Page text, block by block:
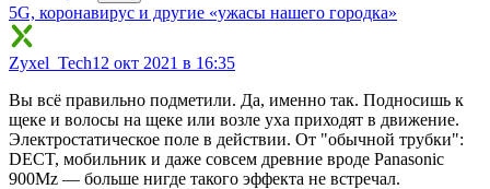
5G, коронавирус и другие «ужасы нашего городка»
Zyxel_Tech12 окт 2021 в 16:35
Вы всё правильно подметили. Да, именно так. Подносишь к
щеке и волосы на щеке или возле уха приходят в движение.
Электростатическое поле в действии. От "обычной трубки":
DECT, мобильник и даже совсем древние вроде Panasonic
900Mz — больше нигде такого эффекта не встречал.